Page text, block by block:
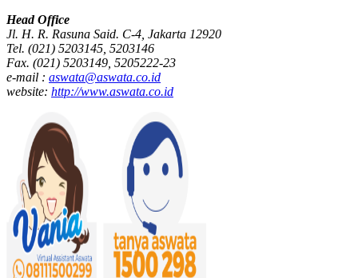
Head Office
Jl. H. R. Rasuna Said. C-4, Jakarta 12920
Tel. (021) 5203145, 5203146
Fax. (021) 5203149, 5205222-23
e-mail : aswata@aswata.co.id
website: http://www.aswata.co.id